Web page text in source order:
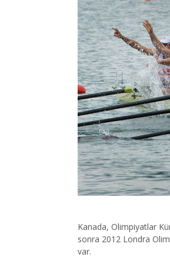
Kanada, Olimpiyatlar
sonra 2012 Londra
var.